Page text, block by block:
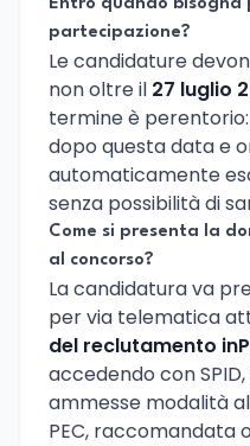
Entro quando bisogna
partecipazione?
Le candidature
non oltre il 27 luglio
termine è
dopo questa data e
automaticamente
senza possibilità di
Come si presenta la
al concorso?
La candidatura va
per via telematica
del reclutamento
accedendo con SPID,
ammesse modalità
PEC, raccomandata